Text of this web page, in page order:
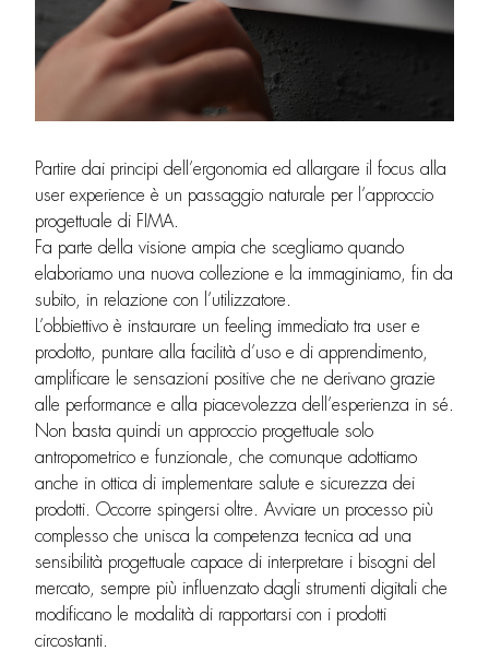
Partire dai principi dell’ergonomia ed allargare il focus alla
user experience è un passaggio naturale per l’approccio
progettuale di FIMA.
Fa parte della visione ampia che scegliamo quando
elaboriamo una nuova collezione e la immaginiamo, fin da
subito, in relazione con l’utilizzatore.
L’obbiettivo è instaurare un feeling immediato tra user e
prodotto, puntare alla facilità d’uso e di apprendimento,
amplificare le sensazioni positive che ne derivano grazie
alle performance e alla piacevolezza dell’esperienza in sé.
Non basta quindi un approccio progettuale solo
antropometrico e funzionale, che comunque adottiamo
anche in ottica di implementare salute e sicurezza dei
prodotti. Occorre spingersi oltre. Avviare un processo più
complesso che unisca la competenza tecnica ad una
sensibilità progettuale capace di interpretare i bisogni del
mercato, sempre più influenzato dagli strumenti digitali che
modificano le modalità di rapportarsi con i prodotti
circostanti.